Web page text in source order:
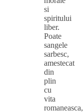
si
spiritului
liber.
Poate
sangele
sarbesc,
amestecat
din
plin
cu
vita
romaneasca,